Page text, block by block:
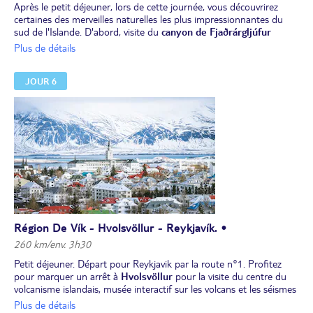
Après le petit déjeuner, lors de cette journée, vous découvrirez
certaines des merveilles naturelles les plus impressionnantes du
sud de l'Islande. D'abord, visite du canyon de Fjaðrárgljúfur
sculpté par la rivière, puis direction
montagnes. Vous poursuivrez votre route jusqu'à
lagune glaciaire où des icebergs flottent sur l'eau, puis sur la
de Diamond Beach, ou "plage des diamants", très photogénique
avec ses énormes glaçons bleutés contrastant avec le sable noir.
Encadré par un guide, partez à l’aventure et découvrez une
de glace, merveille naturelle de l’Islande, au départ de Jökulsárlón,
à partir de 205 €/adulte (à partir de 6 ans; en option, à réserver et
à régler avant le départ).
Déjeuner et dîner libres.
Nuit dans la région de Vík/Kirkjubæjarklaustur
Plus de détails
JOUR 6
Région De Vík - Hvolsvöllur - Reykjavík. •
260 km/env. 3h30
Petit déjeuner. Départ pour Reykjavik par la route n°1. Profitez
pour marquer un arrêt à Hvolsvöllur pour la visite du centre du
volcanisme islandais, musée interactif sur les volcans et les séismes
qui façonnent l’Islande (visite non incluse).
Plus de détails